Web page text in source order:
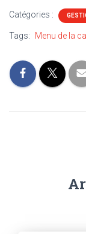
Catégories :
Tags: Menu de la